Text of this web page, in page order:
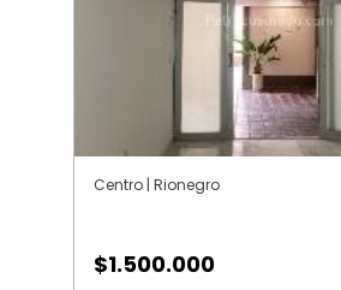
Centro | Rionegro
$1.500.000